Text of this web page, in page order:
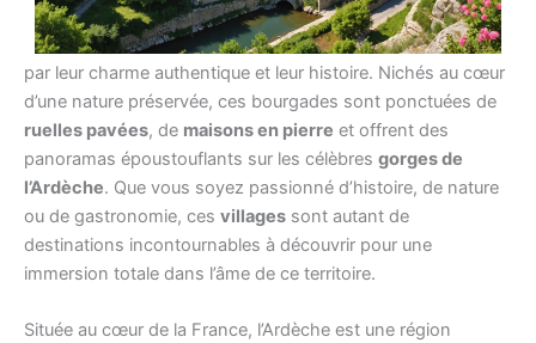
Larégion de l’Ardècheest un véritable trésor caché en
France, regorgeant devillages pittoresquesqui séduisent
par leur charme authentique et leur histoire. Nichés au cœur
d’une nature préservée, ces bourgades sont ponctuées de
ruelles pavées, de maisons en pierre et offrent des
panoramas époustouflants sur les célèbres gorges de
l’Ardèche. Que vous soyez passionné d’histoire, de nature
ou de gastronomie, ces villages sont autant de
destinations incontournables à découvrir pour une
immersion totale dans l’âme de ce territoire.
Située au cœur de la France, l’Ardèche est une région